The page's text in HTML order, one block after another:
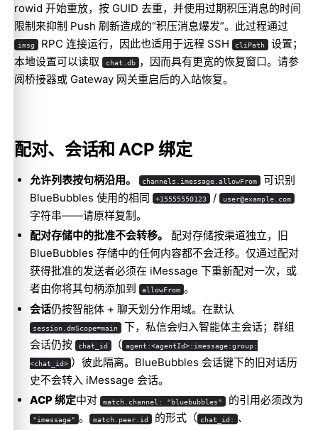
rowid 开始重放，按 GUID 去重，并使用过期积压消息的时间
限制来抑制 Push 刷新造成的“积压消息爆发”。此过程通过
imsg RPC 连接运行，因此也适用于远程 SSH cliPath
设置；
本地设置可以读取
chat.db ，因而具有更宽的恢复窗口。请参
阅桥接器或 Gateway 网关重启后的入站恢复。
配对、会话和 ACP 绑定
允许列表按句柄沿用。 channels.imessage.allowFrom
可识别
BlueBubbles 使用的相同
+15555550123 / user@example.com
字符串——请原样复制。
配对存储中的批准不会转移。
配对存储按渠道独立，旧
BlueBubbles 存储中的任何内容都不会迁移。仅通过配对
获得批准的发送者必须在 iMessage 下重新配对一次，或
者由你将其句柄添加到
allowFrom 。
会话仍按智能体 + 聊天划分作用域。在默认
session.dmScope=main
下，私信会归入智能体主会话；群组
会话仍按
chat_id （ agent:<agentId>:imessage:group:
<chat_id> ）彼此隔离。BlueBubbles 会话键下的旧对话历
史不会转入 iMessage 会话。
ACP 绑定中对 match.channel: "bluebubbles" 的引用必须改为
"imessage" 。 match.peer.id 的形式（ chat_id: 、